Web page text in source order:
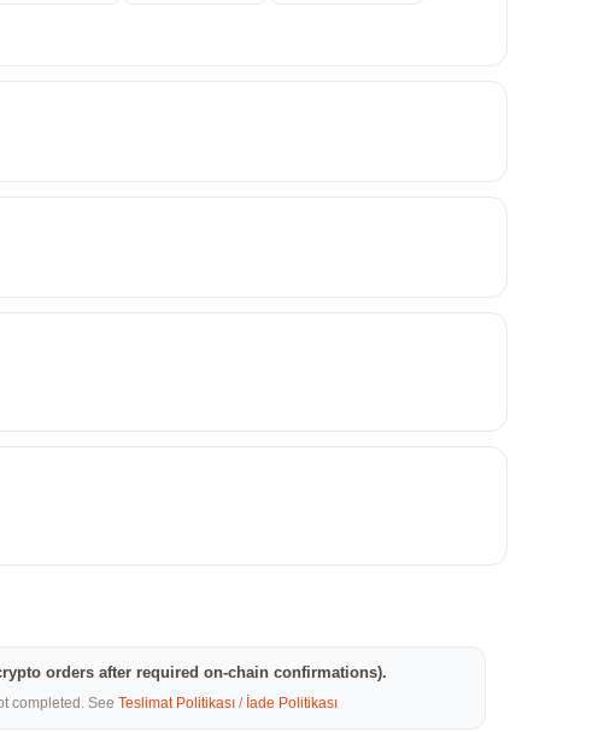
orders after required on-chain confirmations).
completed. See Teslimat Politikası / İade Politikası